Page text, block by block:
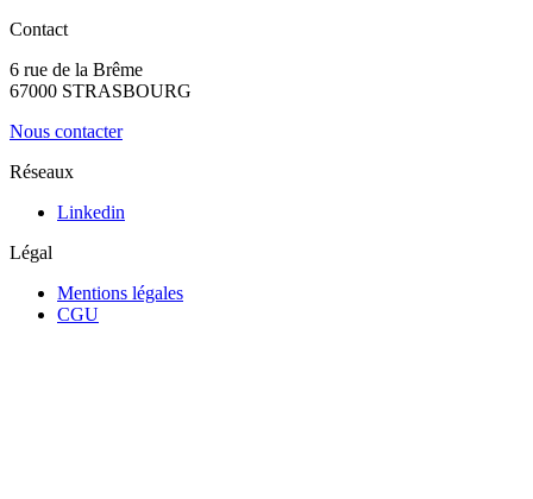
Contact
6 rue de la Brême
67000 STRASBOURG
Nous contacter
Réseaux
Linkedin
Légal
Mentions légales
CGU